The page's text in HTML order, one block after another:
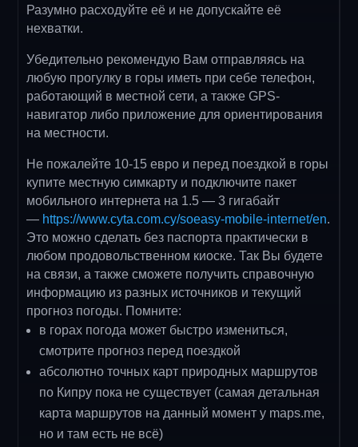
Разумно расходуйте её и не допускайте её
нехватки.
Убедительно рекомендую Вам отправляясь на
любую прогулку в горы иметь при себе телефон,
работающий в местной сети, а также GPS-
навигатор либо приложение для ориентирования
на местности.
Не пожалейте 10-15 евро и перед поездкой в горы
купите местную симкарту и подключите пакет
мобильного интернета на 1.5 — 3 гигабайт
— https://www.cyta.com.cy/soeasy-mobile-internet/en.
Это можно сделать без паспорта практически в
любом продовольственном киоске. Так Вы будете
на связи, а также сможете получить справочную
информацию из разных источников и текущий
прогноз погоды. Помните:
в горах погода может быстро измениться,
смотрите прогноз перед поездкой
абсолютно точных карт природных маршрутов
по Кипру пока не существует (самая детальная
карта маршрутов на данный момент у maps.me,
но и там есть не всё)